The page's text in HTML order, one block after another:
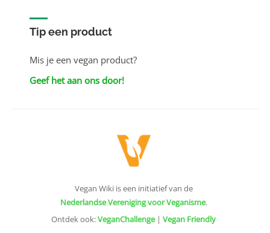
Tip een product
Mis je een vegan product?
Geef het aan ons door!
Vegan Wiki is een initiatief van de
Nederlandse Vereniging voor Veganisme.
Ontdek ook:VeganChallenge| Vegan Friendly